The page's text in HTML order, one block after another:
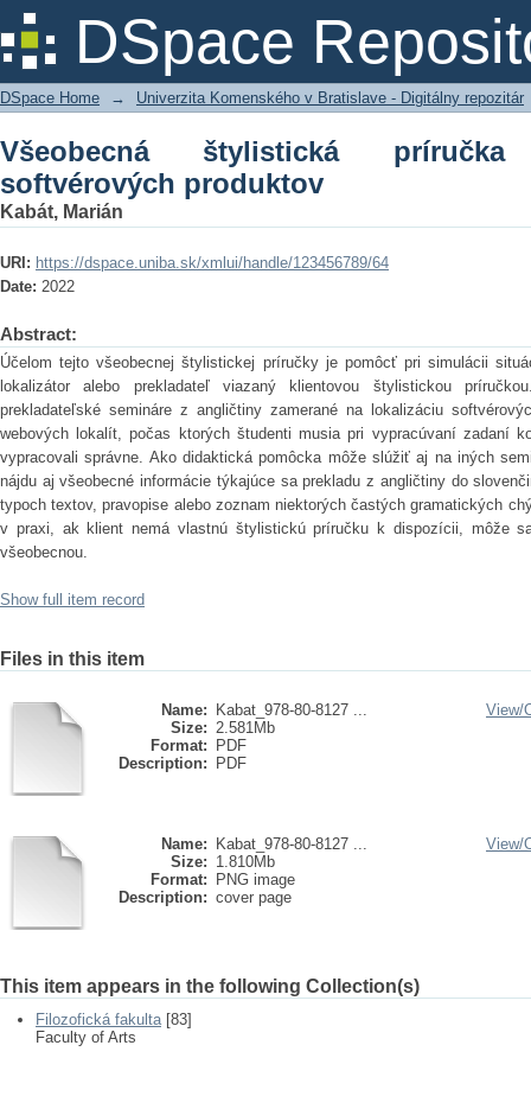
DSpace
Všeobecná štylistická príručka pre
DSpace Home → Univerzita Komenského v Bratislave - Digitálny repozitár
Všeobecná štylistická
softvérových produktov
Kabát, Marián
URI: https://dspace.uniba.sk/xmlui/handle/123456789/64
Date: 2022
Abstract:
Účelom tejto všeobecnej štylistickej príručky je pomôcť pri simulácii
lokalizátor alebo prekladateľ viazaný klientovou štylistickou
prekladateľské semináre z angličtiny zamerané na lokalizáciu
webových lokalít, počas ktorých študenti musia pri vypracúvaní zadaní
vypracovali správne. Ako didaktická pomôcka môže slúžiť aj na iných
nájdu aj všeobecné informácie týkajúce sa prekladu z angličtiny do
typoch textov, pravopise alebo zoznam niektorých častých gramatických
v praxi, ak klient nemá vlastnú štylistickú príručku k dispozícii, môže
všeobecnou.
Show full item record
Files in this item
Name:
Kabat_978-80-8127 ...
Size: 2.581Mb
Format:
PDF
Description:
PDF
View/
Name:
Kabat_978-80-8127 ...
Size: 1.810Mb
Format:
PNG image
Description: cover page
View/
This item appears in the following Collection(s)
Filozofická fakulta[83]
Faculty of Arts